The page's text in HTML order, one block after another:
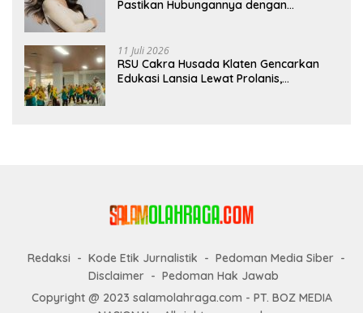
Pastikan Hubungannya dengan
11 Juli 2026
RSU Cakra Husada Klaten Gencarkan
Edukasi Lansia Lewat Prolanis,
Redaksi Kode Etik Jurnalistik
Pedoman Media Siber
Disclaimer
Pedoman Hak Jawab
Copyright @ 2023 salamolahraga.com - PT. BOZ MEDIA